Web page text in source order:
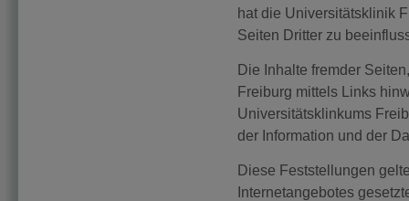
hat die Universitätsklinik
Seiten Dritter zu
Die Inhalte fremder
Freiburg mittels Links
Universitätsklinkums
der Information und der
Diese Feststellungen
Internetangebotes